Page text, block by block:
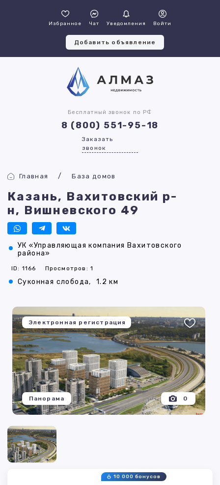
Избранное Чат Уведомления Войти
Добавить объявление
Бесплатный звонок по РФ
8 (800) 551-95-18
Заказать
звонок
Главная База домов
Казань, Вахитовский р-
н, Вишневского 49
УК «Управляющая компания Вахитовского
района»
ID: 1166 Просмотров: 1
Суконная слобода, 1.2 км
Электронная регистрация
0
Панорама
10 000 бонусов